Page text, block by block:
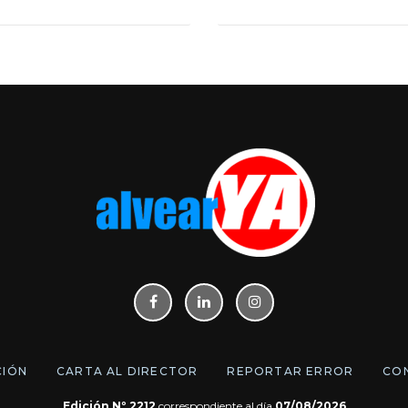
CARTA AL DIRECTOR REPORTAR ERROR
Edición Nº 2212 correspondiente al día 07/08/2026